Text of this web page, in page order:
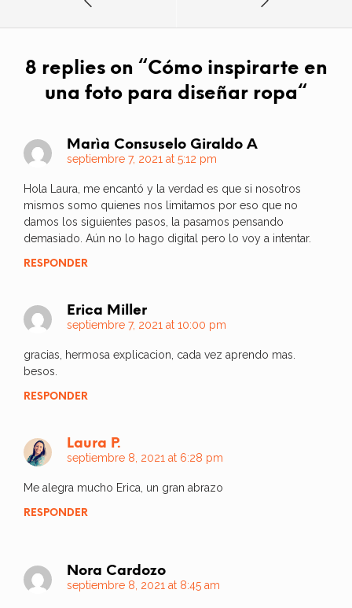
8 replies on “Cómo inspirarte en
una foto para diseñar ropa“
Marìa Consuselo Giraldo A
septiembre 7, 2021 at 5:12 pm
Hola Laura, me encantó y la verdad es que si nosotros
mismos somo quienes nos limitamos por eso que no
damos los siguientes pasos, la pasamos pensando
demasiado. Aún no lo hago digital pero lo voy a intentar.
RESPONDER
Erica Miller
septiembre 7, 2021 at 10:00 pm
gracias, hermosa explicacion, cada vez aprendo mas.
besos.
RESPONDER
Laura P.
septiembre 8, 2021 at 6:28 pm
Me alegra mucho Erica, un gran abrazo
RESPONDER
Nora Cardozo
septiembre 8, 2021 at 8:45 am